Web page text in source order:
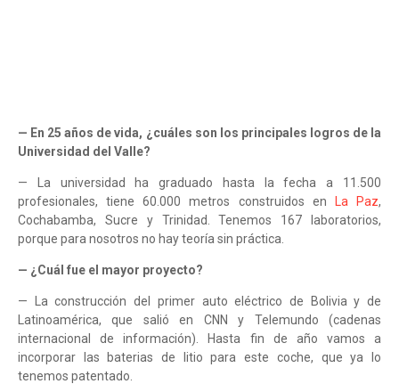
— En 25 años de vida, ¿cuáles son los principales logros de la
Universidad del Valle?
— La universidad ha graduado hasta la fecha a 11.500
profesionales, tiene 60.000 metros construidos en
La Paz,
Cochabamba, Sucre y Trinidad. Tenemos 167 laboratorios,
porque para nosotros no hay teoría sin práctica.
— ¿Cuál fue el mayor proyecto?
— La construcción del primer auto eléctrico de Bolivia y de
Latinoamérica, que salió en CNN y Telemundo (cadenas
internacional de información). Hasta fin de año vamos a
incorporar las baterias de litio para este coche, que ya lo
tenemos patentado.